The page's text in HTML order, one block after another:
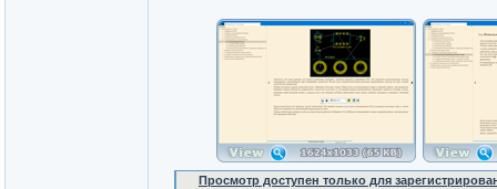
Просмотр доступен только для